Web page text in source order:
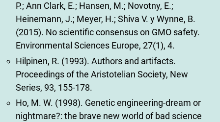
P.; Ann Clark, E.; Hansen, M.; Novotny, E.;
Heinemann, J.; Meyer, H.; Shiva V. y Wynne, B.
(2015). No scientific consensus on GMO safety.
Environmental Sciences Europe, 27(1), 4.
Hilpinen, R. (1993). Authors and artifacts.
Proceedings of the Aristotelian Society, New
Series, 93, 155-178.
Ho, M. W. (1998). Genetic engineering-dream or
nightmare?: the brave new world of bad science